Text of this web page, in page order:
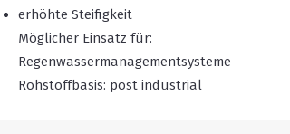
erhöhte Steifigkeit
Möglicher Einsatz für:
Regenwassermanagementsysteme
Rohstoffbasis: post industrial